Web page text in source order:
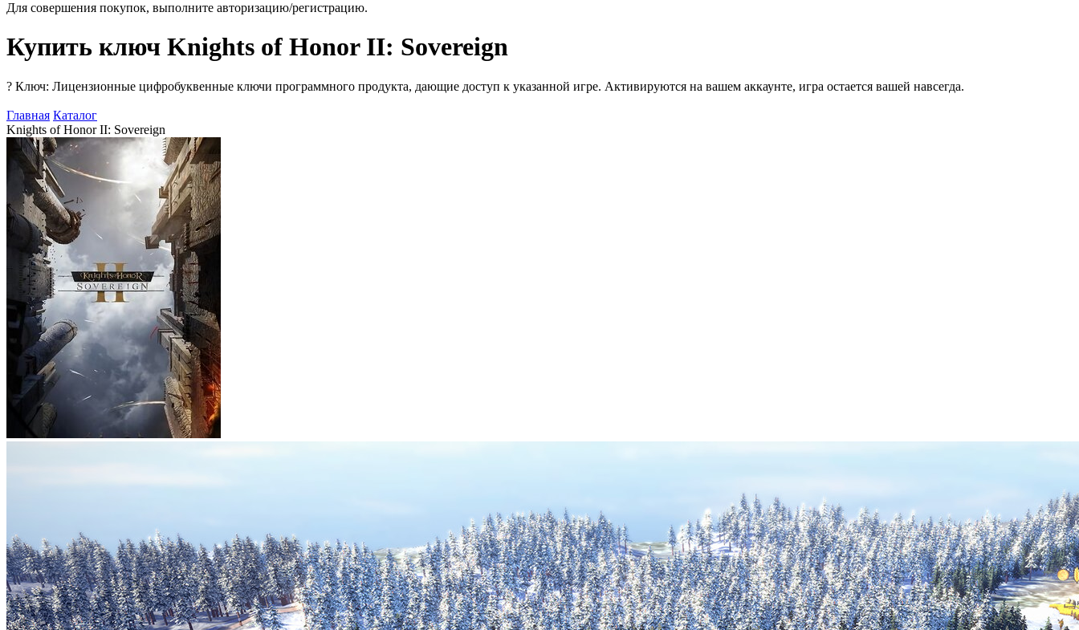
Для совершения покупок, выполните авторизацию/регистрацию.
Купить ключ Knights of Honor II: Sovereign
? Ключ: Лицензионные цифробуквенные ключи программного продукта, дающие доступ к указанной игре. Активируются на вашем аккаунте, игра остается вашей навсегда.
Главная Каталог
Knights of Honor II: Sovereign